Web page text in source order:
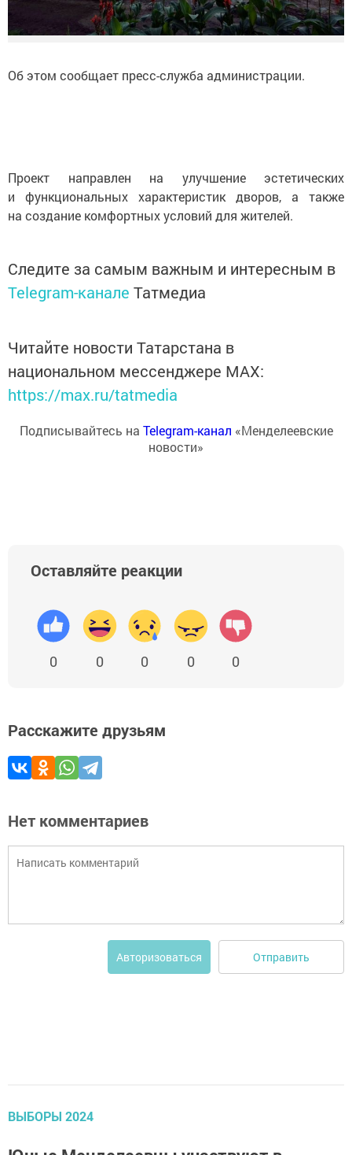
Об этом сообщает пресс-служба администрации.
Проект направлен на улучшение эстетических
и функциональных характеристик дворов, а также
на создание комфортных условий для жителей.
Следите за самым важным и интересным в
Telegram-канале Татмедиа
Читайте новости Татарстана в
национальном мессенджере MАХ:
https://max.ru/tatmedia
Подписывайтесь на Telegram-канал «Менделеевские
новости»
Оставляйте реакции
0 0 0 0 0
Расскажите друзьям
Нет комментариев
Авторизоваться Отправить
ВЫБОРЫ 2024